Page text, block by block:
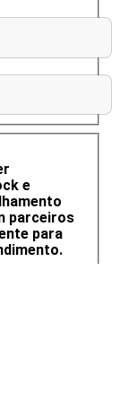
e
parceiros
para